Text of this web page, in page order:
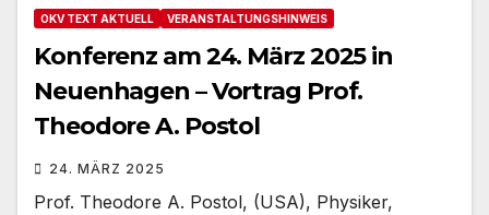
OKV TEXT AKTUELL VERANSTALTUNGSHINWEIS
Konferenz am 24. März 2025 in
Neuenhagen – Vortrag Prof.
Theodore A. Postol
24. MÄRZ 2025
Prof. Theodore A. Postol, (USA), Physiker,